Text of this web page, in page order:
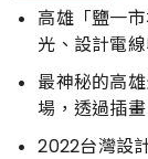
高雄「鹽一
光、設計電
最神秘的高
場，透過插
境
2022台灣設